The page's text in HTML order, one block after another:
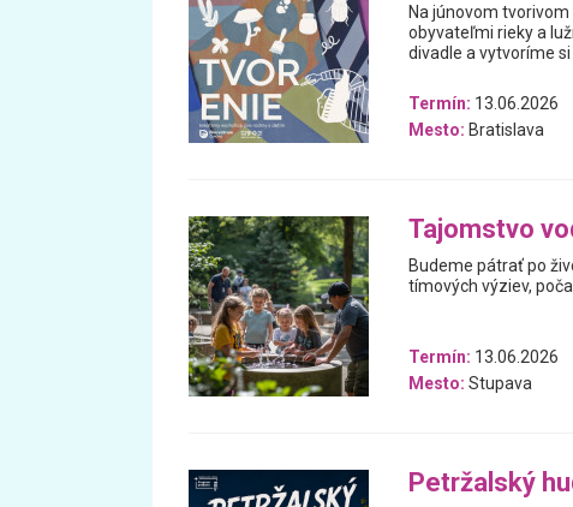
Na júnovom
obyvateľmi rieky a
divadle a vytvoríme
Termín: 13.06.2026
Mesto: Bratislava
Tajomstvo
Budeme pátrať po
tímových výziev,
Termín: 13.06.2026
Mesto: Stupava
Petržalský